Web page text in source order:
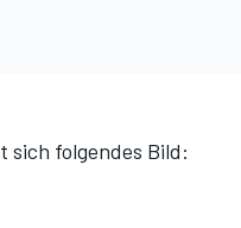
sich folgendes Bild: